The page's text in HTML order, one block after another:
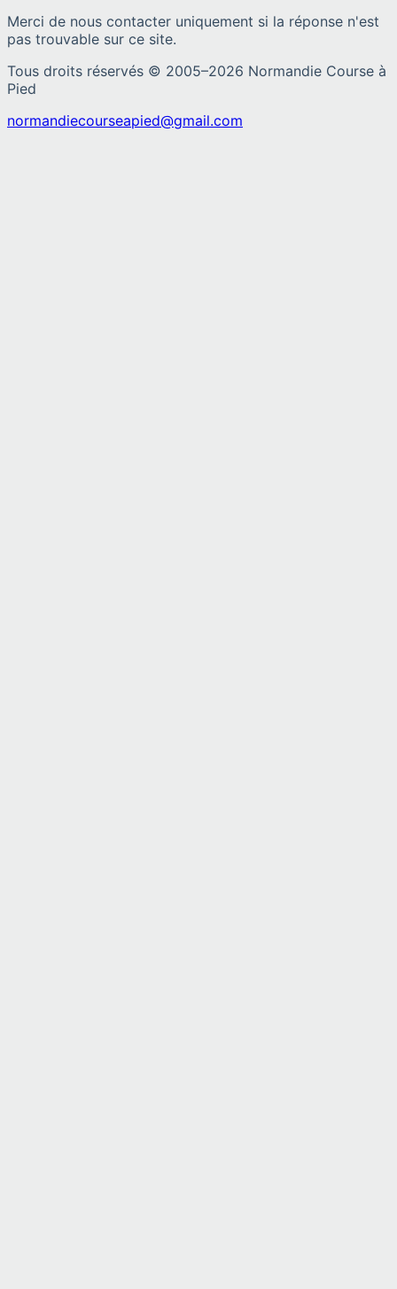
Merci de nous contacter uniquement si la réponse n'est
pas trouvable sur ce site.
Tous droits réservés © 2005–2026 Normandie Course à
Pied
normandiecourseapied@gmail.com